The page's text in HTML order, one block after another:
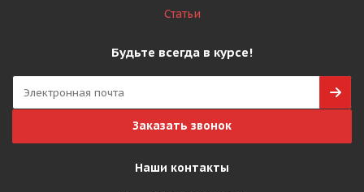
Статьи
Будьте всегда в курсе!
Заказать звонок
Наши контакты